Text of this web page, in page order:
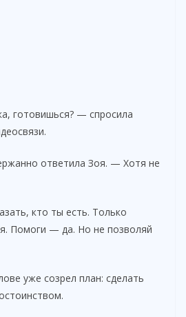
готовишься? — спросила
ответила Зоя. — Хотя не
кто ты есть. Только
Помоги — да. Но не позволяй
уже созрел план: сделать